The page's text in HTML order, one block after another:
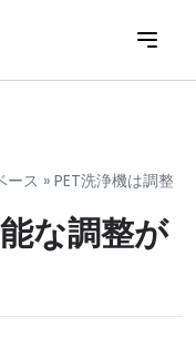
ース » PET洗浄機は調整
な調整が